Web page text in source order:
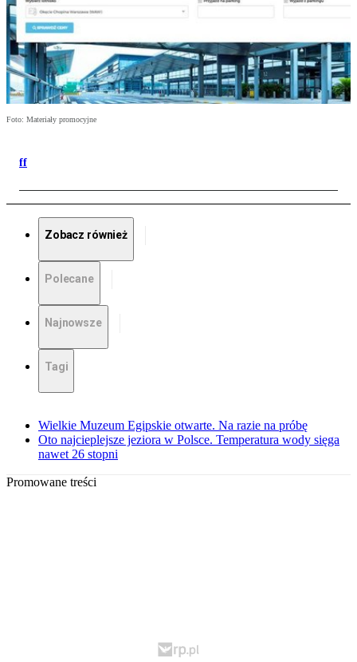
Foto: Materiały promocyjne
ff
Zobacz również
Polecane
Najnowsze
Tagi
Wielkie Muzeum Egipskie otwarte. Na razie na próbę
Oto najcieplejsze jeziora w Polsce. Temperatura wody sięga
nawet 26 stopni
Promowane treści